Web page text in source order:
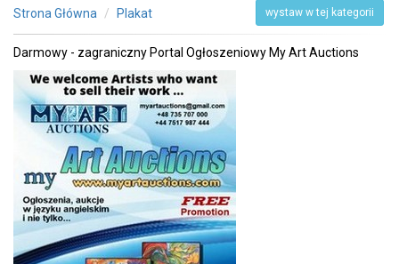
Strona Główna Plakat wystaw w tej kategorii
Darmowy - zagraniczny Portal Ogłoszeniowy My Art Auctions